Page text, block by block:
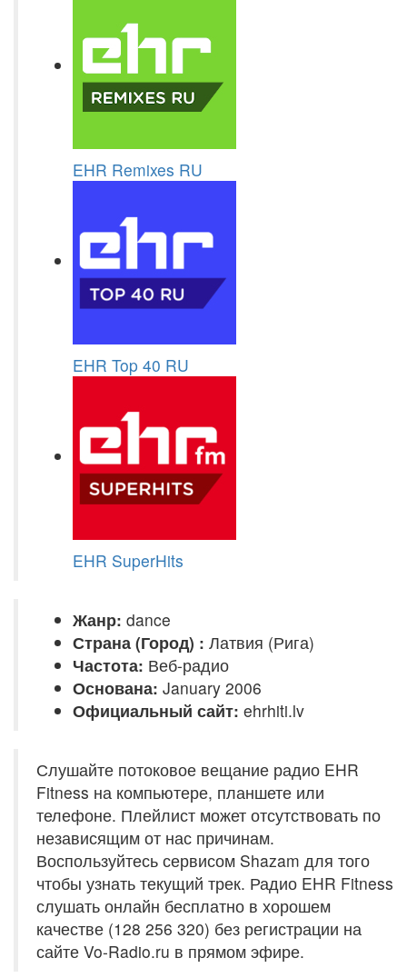
EHR Remixes RU
EHR Top 40 RU
EHR SuperHits
Жанр: dance
Страна (Город) : Латвия (Рига)
Частота: Веб-радио
Основана: January 2006
Официальный сайт: ehrhiti.lv
Слушайте потоковое вещание радио EHR
Fitness на компьютере, планшете или
телефоне. Плейлист может отсутствовать по
независящим от нас причинам.
Воспользуйтесь сервисом Shazam для того
чтобы узнать текущий трек. Радио EHR Fitness
слушать онлайн бесплатно в хорошем
качестве (128 256 320) без регистрации на
сайте Vo-Radio.ru в прямом эфире.